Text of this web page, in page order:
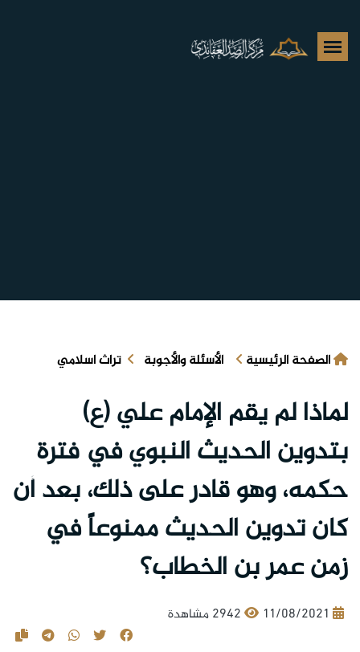
الصفحة الرئيسية الأسئلة والأجوبة تراث اسلامي
لماذا لم يقم الإمام علي (ع)
بتدوين الحديث النبوي في فترة
حكمه، وهو قادر على ذلك، بعد أن
كان تدوين الحديث ممنوعاً في
زمن عمر بن الخطاب؟
11/08/2021 2942 مشاهدة